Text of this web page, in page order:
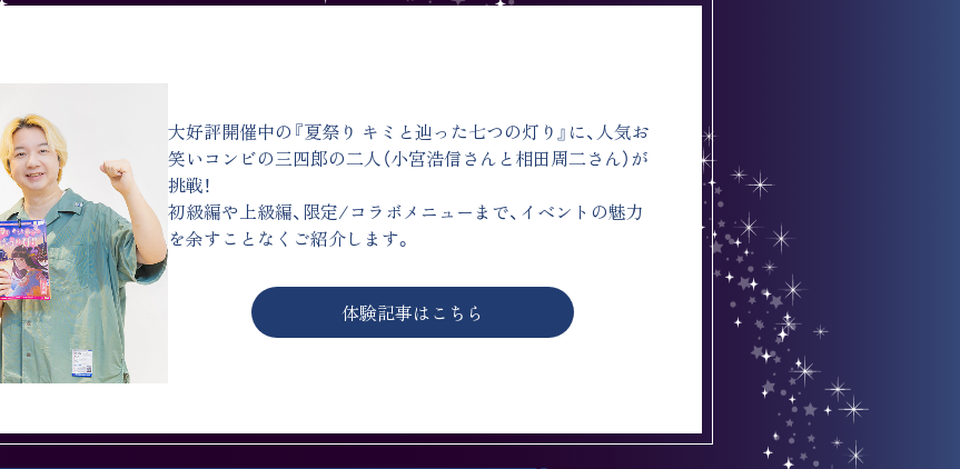
大好評開催中の『夏祭り キミと辿った七つの灯り』に、人気お
笑いコンビの三四郎の二人（小宮浩信さんと相田周二さん）が
挑戦！
初級編や上級編、限定/コラボメニューまで、イベントの魅力
を余すことなくご紹介します。
体験記事はこちら